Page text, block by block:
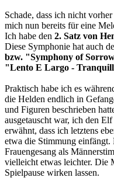
Schade, dass ich nicht
mich nun bereits für eine
Ich habe den 2. Satz von
Diese Symphonie hat auch
bzw. "Symphony of
"Lento E Largo -
Praktisch habe ich es
die Helden endlich in
und Figuren beschrieben
ausgetauscht war, ich den
erwähnt, dass ich letztens
etwa die Stimmung einfängt.
Frauengesang als
vielleicht etwas leichter. Die
Spielpause wirken lassen.